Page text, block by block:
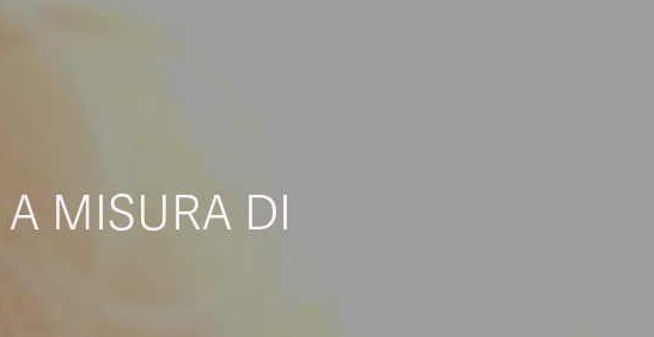
MISURA DI